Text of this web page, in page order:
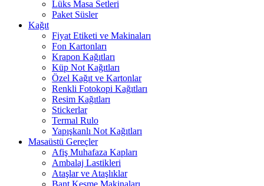
Lüks Masa Setleri
Paket Süsler
Kağıt
Fiyat Etiketi ve Makinaları
Fon Kartonları
Krapon Kağıtları
Küp Not Kağıtları
Özel Kağıt ve Kartonlar
Renkli Fotokopi Kağıtları
Resim Kağıtları
Stickerlar
Termal Rulo
Yapışkanlı Not Kağıtları
Masaüstü Gereçler
Afiş Muhafaza Kapları
Ambalaj Lastikleri
Ataşlar ve Ataşlıklar
Bant Kesme Makinaları